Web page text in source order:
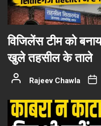
विजिलेंस टीम को
खुले तहसील के ताले
Rajeev Chawla